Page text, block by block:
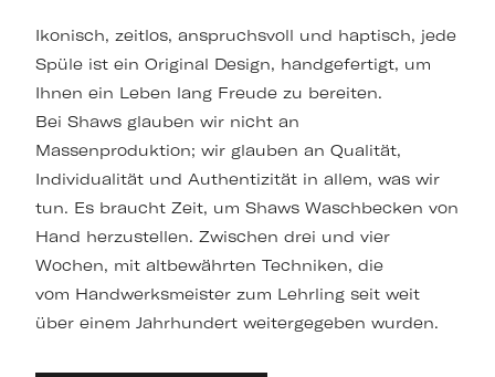
Ikonisch, zeitlos, anspruchsvoll und haptisch, jede
Spüle ist ein Original Design, handgefertigt, um
Ihnen ein Leben lang Freude zu bereiten.
Bei Shaws glauben wir nicht an
Massenproduktion; wir glauben an Qualität,
Individualität und Authentizität in allem, was wir
tun. Es braucht Zeit, um Shaws Waschbecken von
Hand herzustellen. Zwischen drei und vier
Wochen, mit altbewährten Techniken, die
vom Handwerksmeister zum Lehrling seit weit
über einem Jahrhundert weitergegeben wurden.